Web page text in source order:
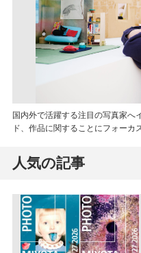
国内外で活躍する注目の写真家へ
ド、作品に関することにフォーカ
人気の記事